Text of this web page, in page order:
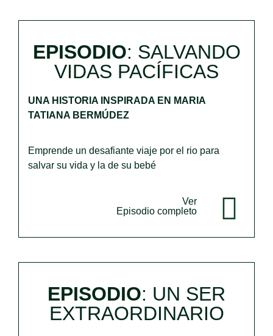
EPISODIO: SALVANDO
VIDAS PACÍFICAS
UNA HISTORIA INSPIRADA EN MARIA
TATIANA BERMÚDEZ
Emprende un desafiante viaje por el rio para
salvar su vida y la de su bebé
Ver
Episodio completo
EPISODIO: UN SER
EXTRAORDINARIO